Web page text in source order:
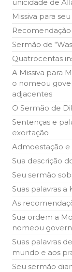
todos os irmãos e
Falecimento
(A.S.)
data em que
(A.S.), conhecido
NOTÍCIAS
Centro
ministro das
Na noite da
Brasil recebeu em
Relações
Kharrazi, que
unicidade de
Missiva para
Recomendação
Sermão de
Quatrocentas
A Missiva para
o nomeou
adjacentes
O Sermão de
Sentenças e
exortação
Admoestação
Sua descrição
Seu sermão
Suas palavras a
As
Sua ordem a
nomeou
Suas palavras
mundo e aos
Seu sermão